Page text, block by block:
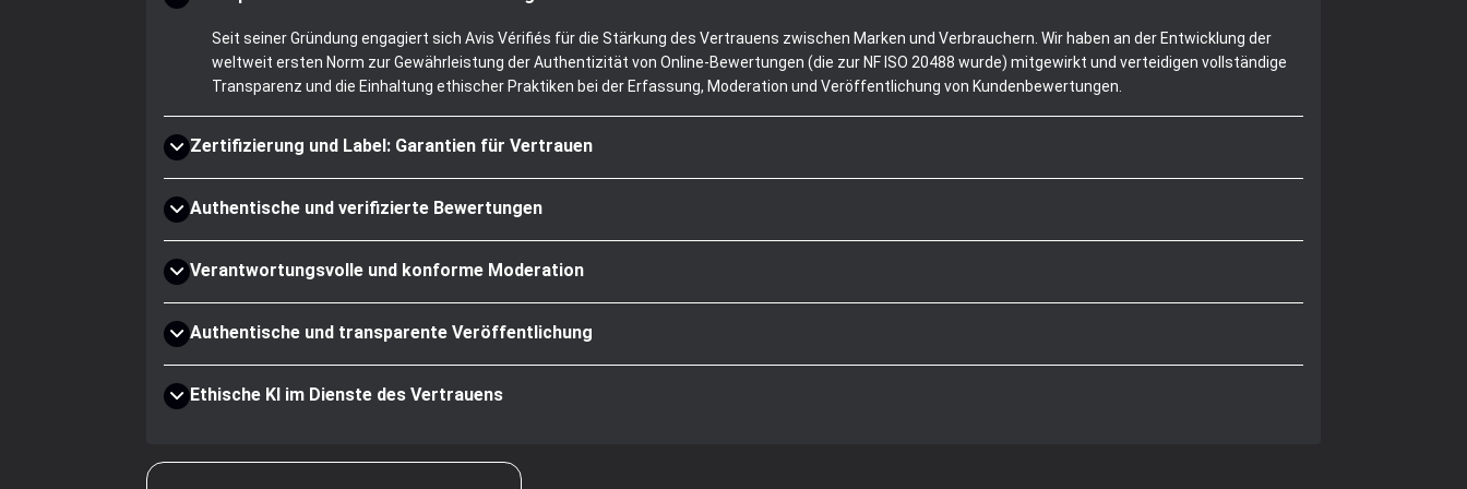
Seit seiner Gründung engagiert sich Avis Vérifiés für die Stärkung des Vertrauens zwischen Marken und Verbrauchern. Wir haben an der Entwicklung der
weltweit ersten Norm zur Gewährleistung der Authentizität von Online-Bewertungen (die zur NF ISO 20488 wurde) mitgewirkt und verteidigen vollständige
Transparenz und die Einhaltung ethischer Praktiken bei der Erfassung, Moderation und Veröffentlichung von Kundenbewertungen.
Zertifizierung und Label: Garantien für Vertrauen
Authentische und verifizierte Bewertungen
Verantwortungsvolle und konforme Moderation
Authentische und transparente Veröffentlichung
Ethische KI im Dienste des Vertrauens